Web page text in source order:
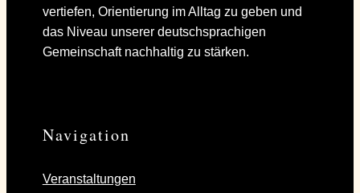
vertiefen, Orientierung im Alltag zu geben und
das Niveau unserer deutschsprachigen
Gemeinschaft nachhaltig zu stärken.
Navigation
Veranstaltungen